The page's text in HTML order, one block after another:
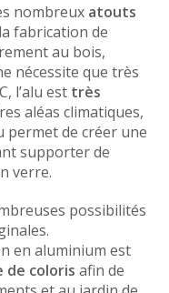
nombreux atouts
fabrication de
au bois,
nécessite que très
l’alu est très
aléas climatiques,
permet de créer une
supporter de
verre.
possibilités
en aluminium est
de coloris afin de